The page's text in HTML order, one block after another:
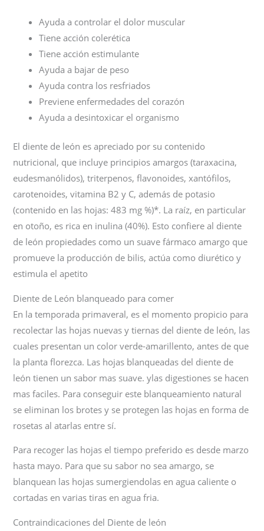
Ayuda a controlar el dolor muscular
Tiene acción colerética
Tiene acción estimulante
Ayuda a bajar de peso
Ayuda contra los resfriados
Previene enfermedades del corazón
Ayuda a desintoxicar el organismo
El diente de león es apreciado por su contenido
nutricional, que incluye principios amargos (taraxacina,
eudesmanólidos), triterpenos, flavonoides, xantófilos,
carotenoides, vitamina B2 y C, además de potasio
(contenido en las hojas: 483 mg %)*. La raíz, en particular
en otoño, es rica en inulina (40%). Esto confiere al diente
de león propiedades como un suave fármaco amargo que
promueve la producción de bilis, actúa como diurético y
estimula el apetito
Diente de León blanqueado para comer
En la temporada primaveral, es el momento propicio para
recolectar las hojas nuevas y tiernas del diente de león, las
cuales presentan un color verde-amarillento, antes de que
la planta florezca. Las hojas blanqueadas del diente de
león tienen un sabor mas suave. ylas digestiones se hacen
mas faciles. Para conseguir este blanqueamiento natural
se eliminan los brotes y se protegen las hojas en forma de
rosetas al atarlas entre sí.
Para recoger las hojas el tiempo preferido es desde marzo
hasta mayo. Para que su sabor no sea amargo, se
blanquean las hojas sumergiendolas en agua caliente o
cortadas en varias tiras en agua fria.
Contraindicaciones del Diente de león